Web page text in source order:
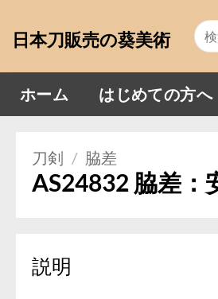
日本刀販売の葵美術
検
索
象:
ホーム はじめての方へ
刀剣 / 脇差
AS24832 脇差：
説明